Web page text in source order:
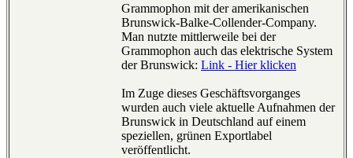
Grammophon mit der amerikanischen
Brunswick-Balke-Collender-Company.
Man nutzte mittlerweile bei der
Grammophon auch das elektrische System
der Brunswick: Link - Hier klicken
Im Zuge dieses Geschäftsvorganges
wurden auch viele aktuelle Aufnahmen der
Brunswick in Deutschland auf einem
speziellen, grünen Exportlabel
veröffentlicht.